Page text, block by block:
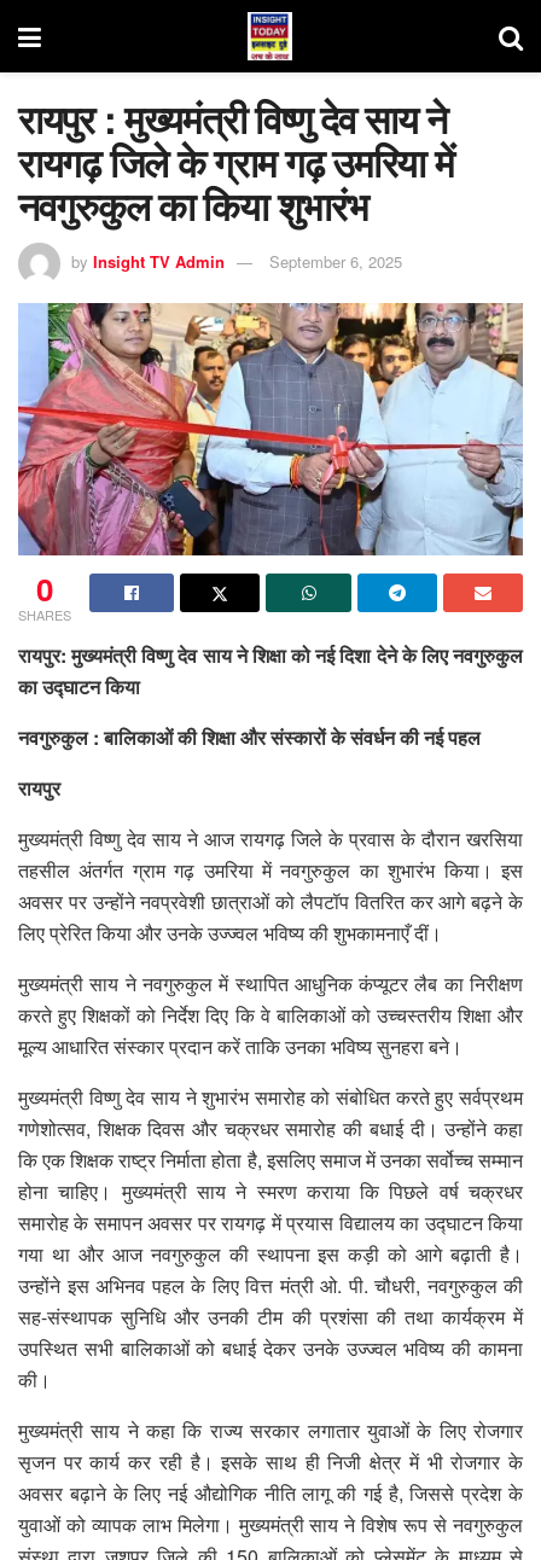
रायपुर : मुख्यमंत्री विष्णु देव साय ने
रायगढ़ जिले के ग्राम गढ़ उमरिया में
नवगुरुकुल का किया शुभारंभ
by Insight TV Admin September 6, 2025
0
SHARES
रायपुर: मुख्यमंत्री विष्णु देव साय ने शिक्षा को नई दिशा देने के लिए नवगुरुकुल
का उद्घाटन किया
नवगुरुकुल : बालिकाओं की शिक्षा और संस्कारों के संवर्धन की नई पहल
रायपुर
मुख्यमंत्री विष्णु देव साय ने आज रायगढ़ जिले के प्रवास के दौरान खरसिया
तहसील अंतर्गत ग्राम गढ़ उमरिया में नवगुरुकुल का शुभारंभ किया। इस
अवसर पर उन्होंने नवप्रवेशी छात्राओं को लैपटॉप वितरित कर आगे बढ़ने के
लिए प्रेरित किया और उनके उज्ज्वल भविष्य की शुभकामनाएँ दीं।
मुख्यमंत्री साय ने नवगुरुकुल में स्थापित आधुनिक कंप्यूटर लैब का निरीक्षण
करते हुए शिक्षकों को निर्देश दिए कि वे बालिकाओं को उच्चस्तरीय शिक्षा और
मूल्य आधारित संस्कार प्रदान करें ताकि उनका भविष्य सुनहरा बने।
मुख्यमंत्री विष्णु देव साय ने शुभारंभ समारोह को संबोधित करते हुए सर्वप्रथम
गणेशोत्सव, शिक्षक दिवस और चक्रधर समारोह की बधाई दी। उन्होंने कहा
कि एक शिक्षक राष्ट्र निर्माता होता है, इसलिए समाज में उनका सर्वोच्च सम्मान
होना चाहिए। मुख्यमंत्री साय ने स्मरण कराया कि पिछले वर्ष चक्रधर
समारोह के समापन अवसर पर रायगढ़ में प्रयास विद्यालय का उद्घाटन किया
गया था और आज नवगुरुकुल की स्थापना इस कड़ी को आगे बढ़ाती है।
उन्होंने इस अभिनव पहल के लिए वित्त मंत्री ओ. पी. चौधरी, नवगुरुकुल की
सह-संस्थापक सुनिधि और उनकी टीम की प्रशंसा की तथा कार्यक्रम में
उपस्थित सभी बालिकाओं को बधाई देकर उनके उज्ज्वल भविष्य की कामना
की।
मुख्यमंत्री साय ने कहा कि राज्य सरकार लगातार युवाओं के लिए रोजगार
सृजन पर कार्य कर रही है। इसके साथ ही निजी क्षेत्र में भी रोजगार के
अवसर बढ़ाने के लिए नई औद्योगिक नीति लागू की गई है, जिससे प्रदेश के
युवाओं को व्यापक लाभ मिलेगा। मुख्यमंत्री साय ने विशेष रूप से नवगुरुकुल